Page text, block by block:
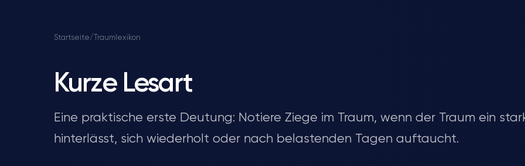
Startseite/ Traumlexikon
Kurze Lesart
Eine praktische erste Deutung: Notiere Ziege im Traum, wenn der Traum ein
hinterlässt, sich wiederholt oder nach belastenden Tagen auftaucht.